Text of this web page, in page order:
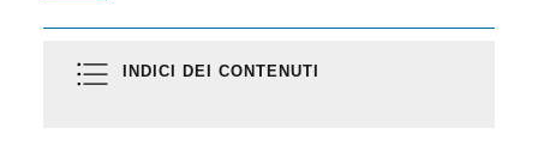
INDICI DEI CONTENUTI